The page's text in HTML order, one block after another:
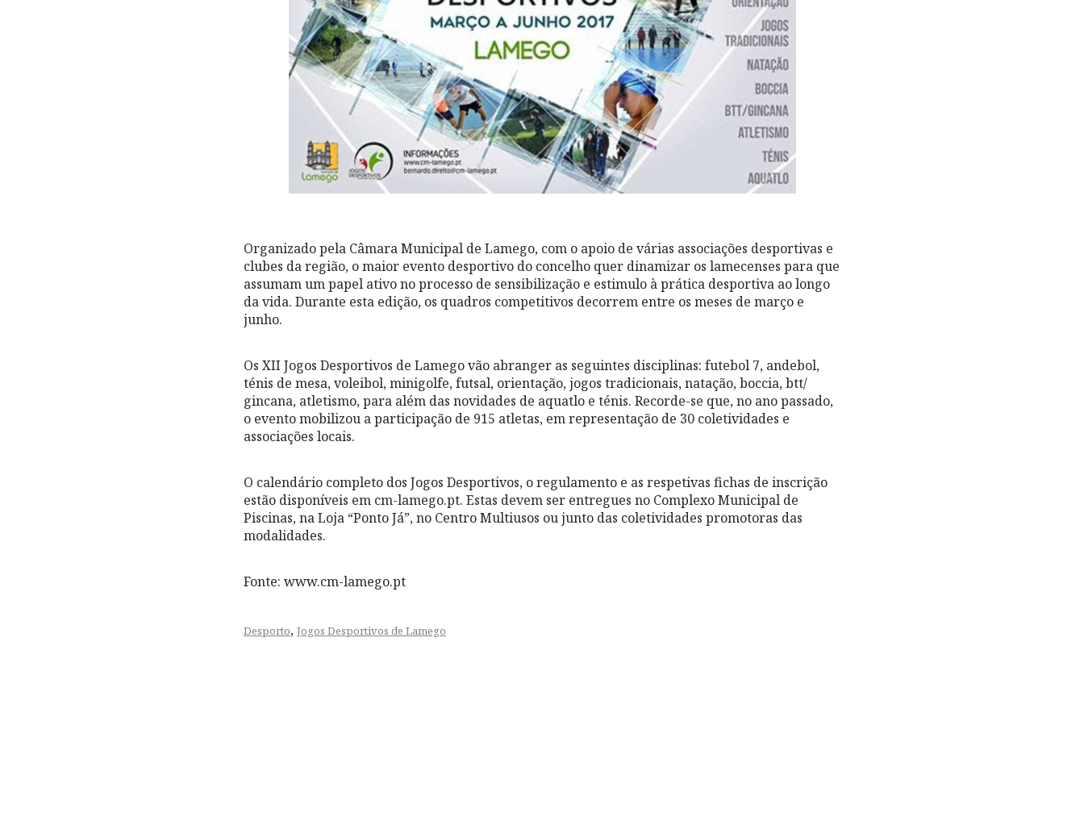
Organizado pela Câmara Municipal de Lamego, com o apoio de várias associações desportivas e
clubes da região, o maior evento desportivo do concelho quer dinamizar os lamecenses para que
assumam um papel ativo no processo de sensibilização e estimulo à prática desportiva ao longo
da vida. Durante esta edição, os quadros competitivos decorrem entre os meses de março e
junho.
Os XII Jogos Desportivos de Lamego vão abranger as seguintes disciplinas: futebol 7, andebol,
ténis de mesa, voleibol, minigolfe, futsal, orientação, jogos tradicionais, natação, boccia, btt/
gincana, atletismo, para além das novidades de aquatlo e ténis. Recorde-se que, no ano passado,
o evento mobilizou a participação de 915 atletas, em representação de 30 coletividades e
associações locais.
O calendário completo dos Jogos Desportivos, o regulamento e as respetivas fichas de inscrição
estão disponíveis em cm-lamego.pt. Estas devem ser entregues no Complexo Municipal de
Piscinas, na Loja “Ponto Já”, no Centro Multiusos ou junto das coletividades promotoras das
modalidades.
Fonte: www.cm-lamego.pt
Desporto, Jogos Desportivos de Lamego